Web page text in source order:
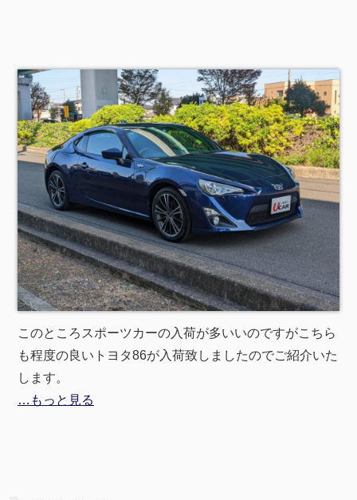
このところスポーツカーの入荷が多いいのですがこちら
も程度の良いトヨタ86が入荷致しましたのでご紹介いた
します。
…もっと見る